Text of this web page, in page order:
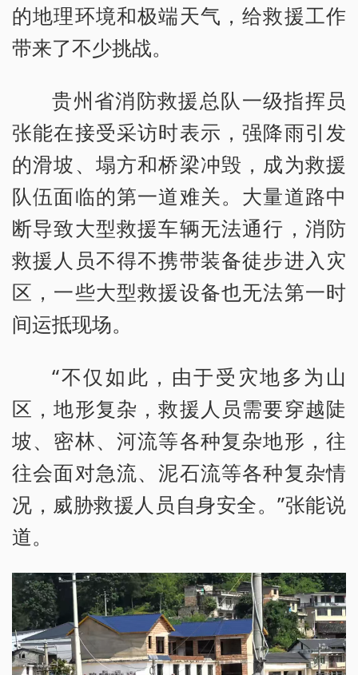
的地理环境和极端天气，给救援工作
带来了不少挑战。
贵州省消防救援总队一级指挥员
张能在接受采访时表示，强降雨引发
的滑坡、塌方和桥梁冲毁，成为救援
队伍面临的第一道难关。大量道路中
断导致大型救援车辆无法通行，消防
救援人员不得不携带装备徒步进入灾
区，一些大型救援设备也无法第一时
间运抵现场。
“不仅如此，由于受灾地多为山
区，地形复杂，救援人员需要穿越陡
坡、密林、河流等各种复杂地形，往
往会面对急流、泥石流等各种复杂情
况，威胁救援人员自身安全。”张能说
道。